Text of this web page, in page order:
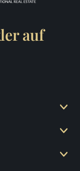
auf